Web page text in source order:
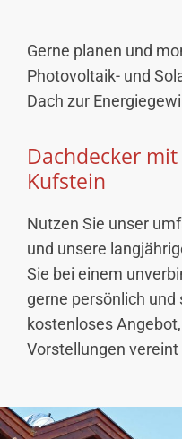
Gerne planen und
Photovoltaik- und
Dach zur
Dachdecker
Kufstein
Nutzen Sie unser
und unsere
Sie bei einem
gerne persönlich und
kostenloses
Vorstellungen vereint